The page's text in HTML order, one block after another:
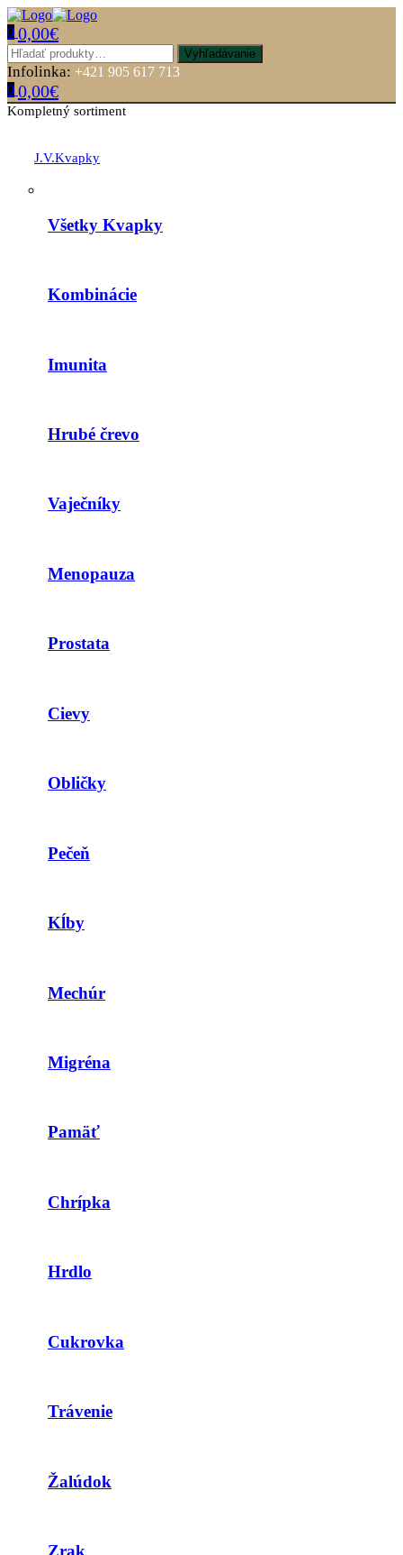
0 0,00€
Menu
Hľadať: Vyhľadávanie
Infolinka: +421 905 617 713
0 0,00€
Kompletný sortiment
J.V.Kvapky
Všetky Kvapky
Kombinácie
Imunita
Hrubé črevo
Vaječníky
Menopauza
Prostata
Cievy
Obličky
Pečeň
Kĺby
Mechúr
Migréna
Pamäť
Chrípka
Hrdlo
Cukrovka
Trávenie
Žalúdok
Zrak